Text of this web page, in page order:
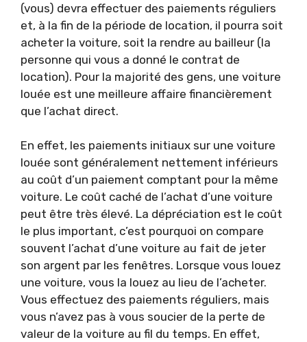
(vous) devra effectuer des paiements réguliers
et, à la fin de la période de location, il pourra soit
acheter la voiture, soit la rendre au bailleur (la
personne qui vous a donné le contrat de
location). Pour la majorité des gens, une voiture
louée est une meilleure affaire financièrement
que l’achat direct.
En effet, les paiements initiaux sur une voiture
louée sont généralement nettement inférieurs
au coût d’un paiement comptant pour la même
voiture. Le coût caché de l’achat d’une voiture
peut être très élevé. La dépréciation est le coût
le plus important, c’est pourquoi on compare
souvent l’achat d’une voiture au fait de jeter
son argent par les fenêtres. Lorsque vous louez
une voiture, vous la louez au lieu de l’acheter.
Vous effectuez des paiements réguliers, mais
vous n’avez pas à vous soucier de la perte de
valeur de la voiture au fil du temps. En effet,